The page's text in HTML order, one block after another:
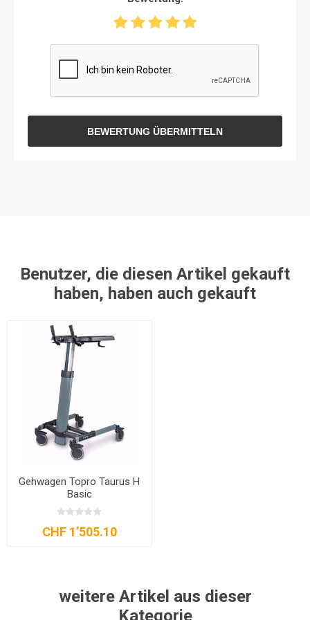
BEWERTUNG ÜBERMITTELN
Benutzer, die diesen Artikel gekauft
haben, haben auch gekauft
Gehwagen Topro Taurus H
Basic
CHF 1’505.10
weitere Artikel aus dieser
Kategorie